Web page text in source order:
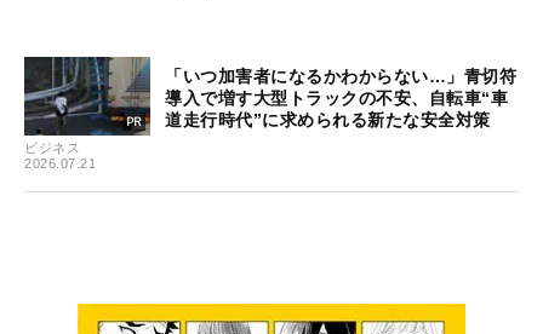
ビジネス
2026.07.21
「いつ加害者になるかわからない…」青切符
導入で増す大型トラックの不安、自転車“車
道走行時代”に求められる新たな安全対策